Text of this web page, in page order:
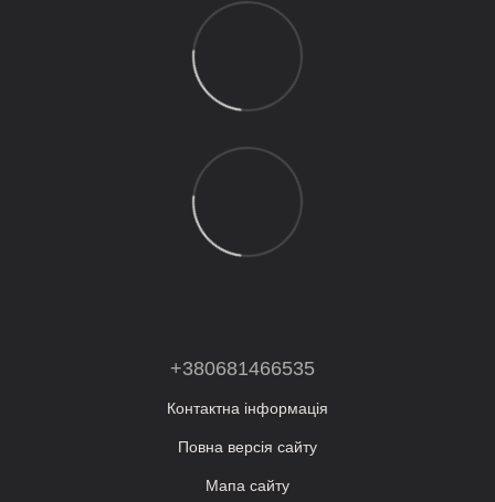
+380681466535
Контактна інформація
Повна версія сайту
Мапа сайту